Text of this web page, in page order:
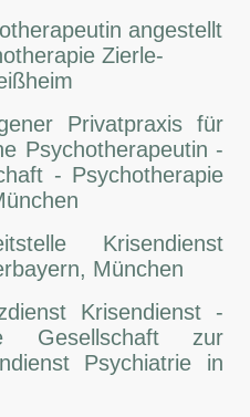
angestellt
Zierle-
Privatpraxis für
Psychotherapeutin -
- Psychotherapie
Krisendienst
München
Krisendienst -
Gesellschaft zur
Psychiatrie in